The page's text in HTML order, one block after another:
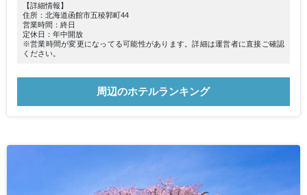
【詳細情報】
住所：北海道函館市五稜郭町44
営業時間：終日
定休日：年中開放
※営業時間が変更になってる可能性があります。詳細は運営者に直接ご確認
ください。
周辺のホテルランキング